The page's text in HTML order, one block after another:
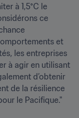
à 1,5°C le
ce
et
les entreprises
à agir en utilisant
d’obtenir
de la résilience
le Pacifique."